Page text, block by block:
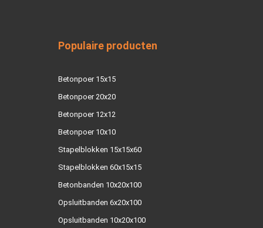
Populaire producten
Betonpoer 15x15
Betonpoer 20x20
Betonpoer 12x12
Betonpoer 10x10
Stapelblokken 15x15x60
Stapelblokken 60x15x15
Betonbanden 10x20x100
Opsluitbanden 6x20x100
Opsluitbanden 10x20x100